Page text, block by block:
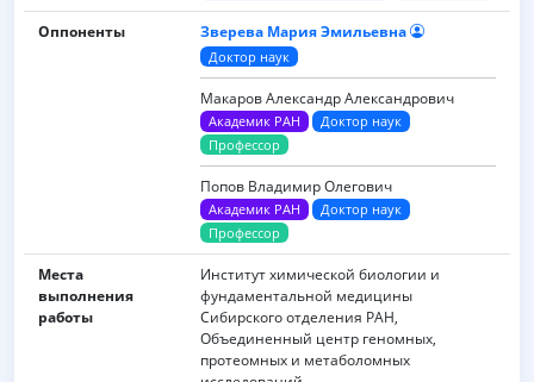
Оппоненты Зверева Мария Эмильевна
Доктор наук
Макаров Александр Александрович
Академик РАН
Доктор наук
Профессор
Попов Владимир Олегович
Академик РАН
Доктор наук
Профессор
Места
выполнения
работы
Институт химической биологии и
фундаментальной медицины
Сибирского отделения РАН,
Объединенный центр геномных,
протеомных и метаболомных